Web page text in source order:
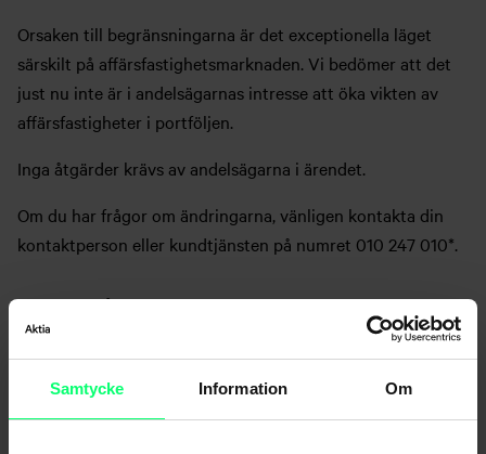
Samtycke Information Om
Orsaken till begränsningarna är det exceptionella läget
särskilt på affärsfastighetsmarknaden. Vi bedömer att det
just nu inte är i andelsägarnas intresse att öka vikten av
affärsfastigheter i portföljen.
Inga åtgärder krävs av andelsägarna i ärendet.
Om du har frågor om ändringarna, vänligen kontakta din
kontaktperson eller kundtjänsten på numret 010 247 010*.
Exempel på förlängd uppsägningstid
Andelsägaren ger ett
31.12.2027. Utbetalningen
av medlen förutsätter att